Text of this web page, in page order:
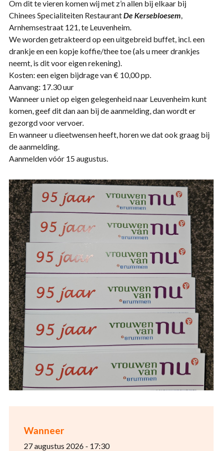
Wanneer
27 augustus 2026 - 17:30
Om dit te vieren komen wij met z’n allen bij elkaar bij
Chinees Specialiteiten RestaurantDe Kersebloesem,
Arnhemsestraat 121, te Leuvenheim.
We worden getrakteerd op een uitgebreid buffet, incl. een
drankje en een kopje koffie/thee toe (als u meer drankjes
neemt, is dit voor eigen rekening).
Kosten: een eigen bijdrage van € 10,00 pp.
Aanvang: 17.30 uur
Wanneer u niet op eigen gelegenheid naar Leuvenheim kunt
komen, geef dit dan aan bij de aanmelding, dan wordt er
gezorgd voor vervoer.
En wanneer u dieetwensen heeft, horen we dat ook graag bij
de aanmelding.
Aanmelden vóór 15 augustus.